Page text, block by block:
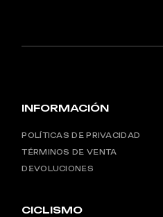
INFORMACIÓN
POLÍTICAS DE PRIVACIDAD
TÉRMINOS DE VENTA
DEVOLUCIONES
CICLISMO